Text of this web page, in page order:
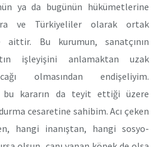
ya da bugünün hükümetlerine
ve Türkiyeliler olarak ortak
aittir. Bu kurumun, sanatçının
işleyişini anlamaktan uzak
olmasından endişeliyim.
bu kararın da teyit ettiği üzere
cesaretine sahibim. Acı çeken
hangi inanıştan, hangi sosyo-